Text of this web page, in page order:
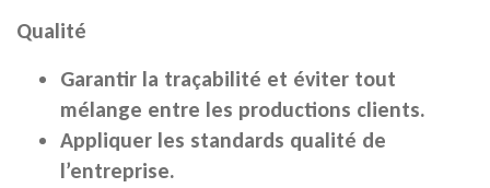
Qualité
Garantir la traçabilité et éviter tout
mélange entre les productions clients.
Appliquer les standards qualité de
l’entreprise.